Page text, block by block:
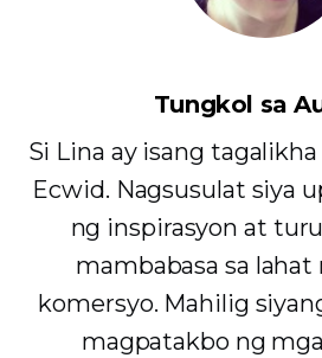
Tungkol sa
Si Lina ay isang
Ecwid. Nagsusulat siya
ng inspirasyon at
mambabasa sa lahat
komersyo. Mahilig
magpatakbo ng